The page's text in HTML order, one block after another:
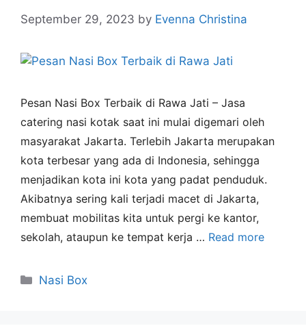
September 29, 2023 by Evenna Christina
Pesan Nasi Box Terbaik di Rawa Jati – Jasa
catering nasi kotak saat ini mulai digemari oleh
masyarakat Jakarta. Terlebih Jakarta merupakan
kota terbesar yang ada di Indonesia, sehingga
menjadikan kota ini kota yang padat penduduk.
Akibatnya sering kali terjadi macet di Jakarta,
membuat mobilitas kita untuk pergi ke kantor,
sekolah, ataupun ke tempat kerja … Read more
Nasi Box